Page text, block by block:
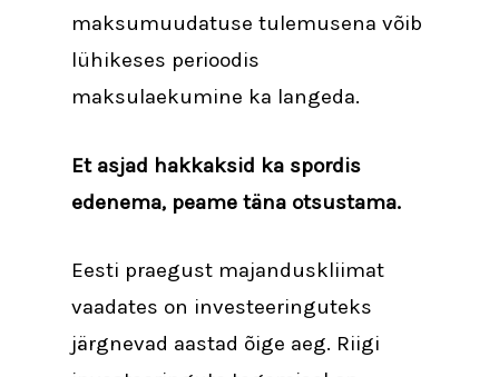
maksumuudatuse tulemusena võib
lühikeses perioodis
maksulaekumine ka langeda.
Et asjad hakkaksid ka spordis
edenema, peame täna otsustama.
Eesti praegust majanduskliimat
vaadates on investeeringuteks
järgnevad aastad õige aeg. Riigi